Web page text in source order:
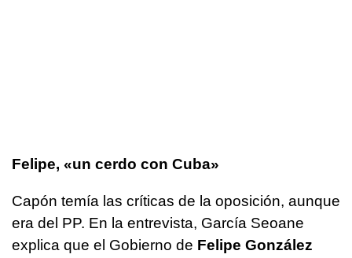
Felipe, «un cerdo con Cuba»
Capón temía las críticas de la oposición, aunque
era del PP. En la entrevista, García Seoane
explica que el Gobierno de Felipe González